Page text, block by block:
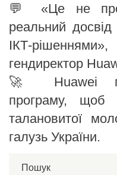
💬 «Це не
реальний
ІКТ-
гендиректор
🚀 Huawei
програму, щоб
талановитої
галузь України.
Пошук